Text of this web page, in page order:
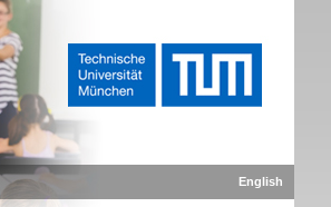
English